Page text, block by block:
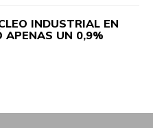
INDUSTRIAL EN
APENAS UN 0,9%